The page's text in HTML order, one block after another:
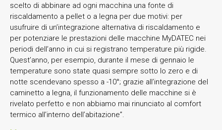
scelto di abbinare ad ogni macchina una fonte di
riscaldamento a pellet o a legna per due motivi: per
usufruire di un’integrazione alternativa di riscaldamento e
per potenziare le prestazioni delle macchine MyDATEC nei
periodi dell’anno in cui si registrano temperature più rigide.
Quest’anno, per esempio, durante il mese di gennaio le
temperature sono state quasi sempre sotto lo zero e di
notte scendevano spesso a -10°; grazie all’integrazione del
caminetto a legna, il funzionamento delle macchine si è
rivelato perfetto e non abbiamo mai rinunciato al comfort
termico all’interno dell’abitazione”.